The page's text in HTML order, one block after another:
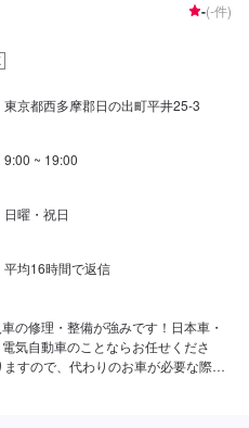
-(-件)
東京都西多摩郡日の出町平井25-3
9:00 ~ 19:00
日曜・祝日
平均16時間で返信
の修理・整備が強みです！日本車・
気自動車のことならお任せくださ
すので、代わりのお車が必要な際も